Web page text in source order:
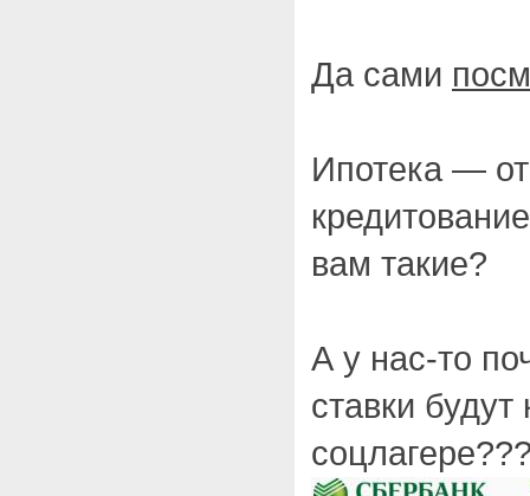
Да сами
Ипотека —
вам такие?
А у нас-то
ставки